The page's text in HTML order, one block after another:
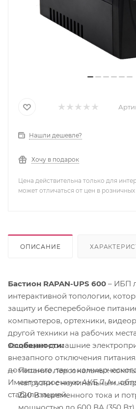
Нашли дешевле?
Хочу в подарок
Цена действительна только для
может отличаться от цен в розничных
ОПИСАНИЕ
Бастион RAPAN-UPS 600 – ИБП
интерактивной топологии,
защиту и бесперебойное
компьютеров, ортехники,
другой техники на рабочих
защищает домашние
внезапного отключения
домашнего, так и
Имеет встроенную АКБ 7 Ач,
стабилизацией.
Особенности:
Питание персональных
нагрузки с номинальным
220 В переменного тока и